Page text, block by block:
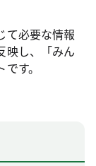
て必要な情報
映し、「みん
す。